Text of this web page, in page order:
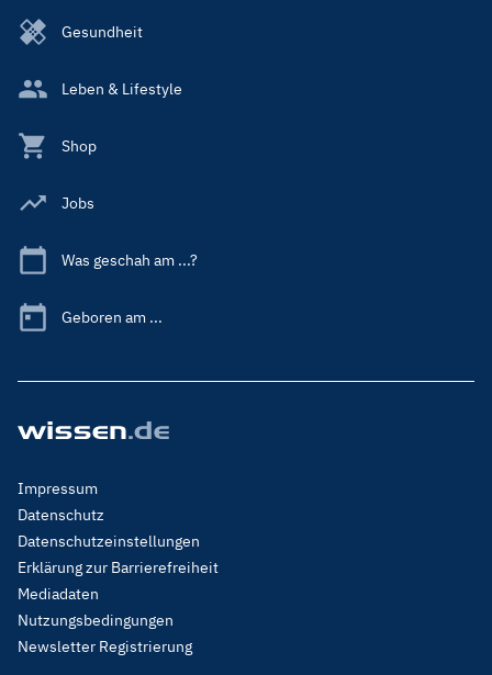
Gesundheit
Leben & Lifestyle
Shop
Jobs
Was geschah am ...?
Geboren am ...
Footer
Menu
Legal
Impressum
Datenschutz
Datenschutzeinstellungen
Erklärung zur Barrierefreiheit
Mediadaten
Nutzungsbedingungen
Newsletter Registrierung